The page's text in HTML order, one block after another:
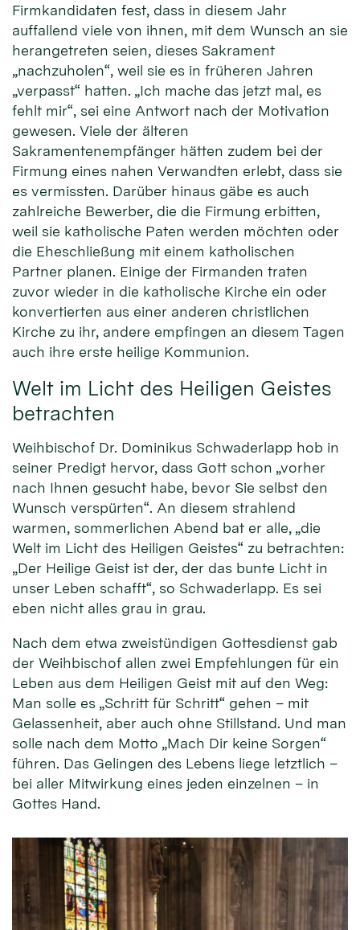
Firmkandidaten fest, dass in diesem Jahr
auffallend viele von ihnen, mit dem Wunsch an sie
herangetreten seien, dieses Sakrament
„nachzuholen“, weil sie es in früheren Jahren
„verpasst“ hatten. „Ich mache das jetzt mal, es
fehlt mir“, sei eine Antwort nach der Motivation
gewesen. Viele der älteren
Sakramentenempfänger hätten zudem bei der
Firmung eines nahen Verwandten erlebt, dass sie
es vermissten. Darüber hinaus gäbe es auch
zahlreiche Bewerber, die die Firmung erbitten,
weil sie katholische Paten werden möchten oder
die Eheschließung mit einem katholischen
Partner planen. Einige der Firmanden traten
zuvor wieder in die katholische Kirche ein oder
konvertierten aus einer anderen christlichen
Kirche zu ihr, andere empfingen an diesem Tagen
auch ihre erste heilige Kommunion.
Welt im Licht des Heiligen Geistes
betrachten
Weihbischof Dr. Dominikus Schwaderlapp hob in
seiner Predigt hervor, dass Gott schon „vorher
nach Ihnen gesucht habe, bevor Sie selbst den
Wunsch verspürten“. An diesem strahlend
warmen, sommerlichen Abend bat er alle, „die
Welt im Licht des Heiligen Geistes“ zu betrachten:
„Der Heilige Geist ist der, der das bunte Licht in
unser Leben schafft“, so Schwaderlapp. Es sei
eben nicht alles grau in grau.
Nach dem etwa zweistündigen Gottesdienst gab
der Weihbischof allen zwei Empfehlungen für ein
Leben aus dem Heiligen Geist mit auf den Weg:
Man solle es „Schritt für Schritt“ gehen – mit
Gelassenheit, aber auch ohne Stillstand. Und man
solle nach dem Motto „Mach Dir keine Sorgen“
führen. Das Gelingen des Lebens liege letztlich –
bei aller Mitwirkung eines jeden einzelnen – in
Gottes Hand.